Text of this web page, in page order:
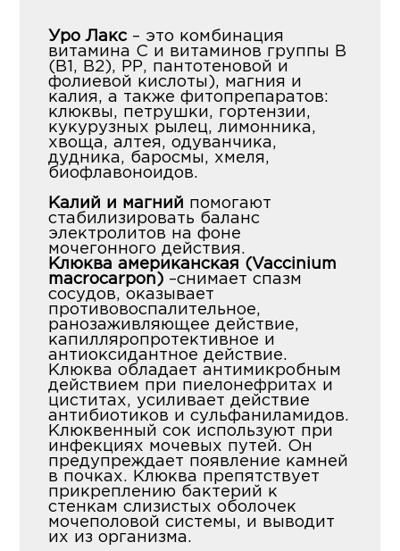
Уро Лакс– это комбинация
витамина С и витаминов группы В
(В1, В2), РР, пантотеновой и
фолиевой кислоты), магния и
калия, а также фитопрепаратов:
клюквы, петрушки, гортензии,
кукурузных рылец, лимонника,
хвоща, алтея, одуванчика,
дудника, баросмы, хмеля,
биофлавоноидов.
Калий и магний помогают
стабилизировать баланс
электролитов на фоне
мочегонного действия.
Клюква американская (Vaccinium
macrocarpon) –снимает спазм
сосудов, оказывает
противовоспалительное,
ранозаживляющее действие,
капилляропротективное и
антиоксидантное действие.
Клюква обладает антимикробным
действием при пиелонефритах и
циститах, усиливает действие
антибиотиков и сульфаниламидов.
Клюквенный сок используют при
инфекциях мочевых путей. Он
предупреждает появление камней
в почках. Клюква препятствует
прикреплению бактерий к
стенкам слизистых оболочек
мочеполовой системы, и выводит
их из организма.